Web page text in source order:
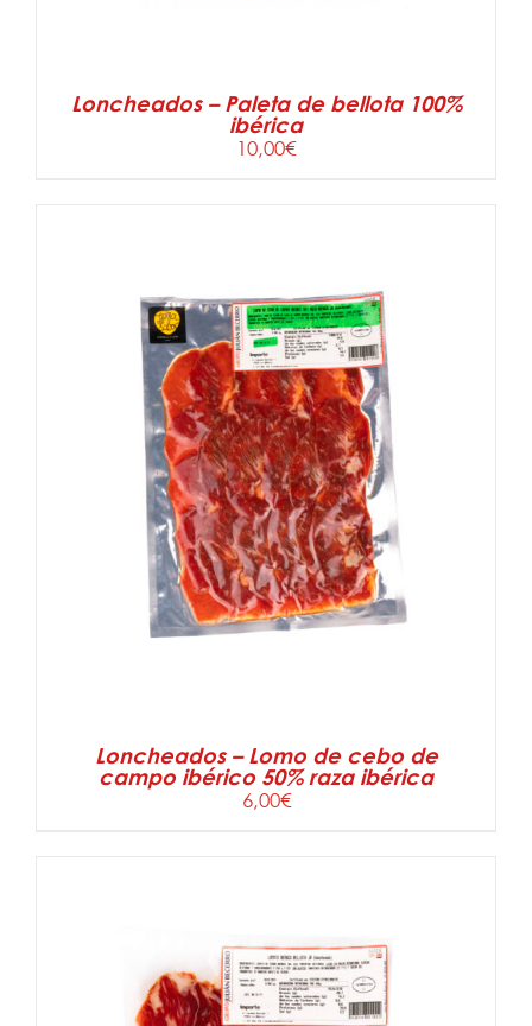
Loncheados – Paleta de bellota 100%
ibérica
10,00€
AÑADIR AL CARRITO / DETALLES
Loncheados – Lomo de cebo de
campo ibérico 50% raza ibérica
6,00€